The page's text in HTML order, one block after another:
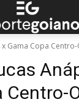
Gama Copa
Centro-